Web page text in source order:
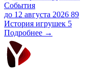
События
до 12 августа 2026 89
История игрушек 5
Подробнее →